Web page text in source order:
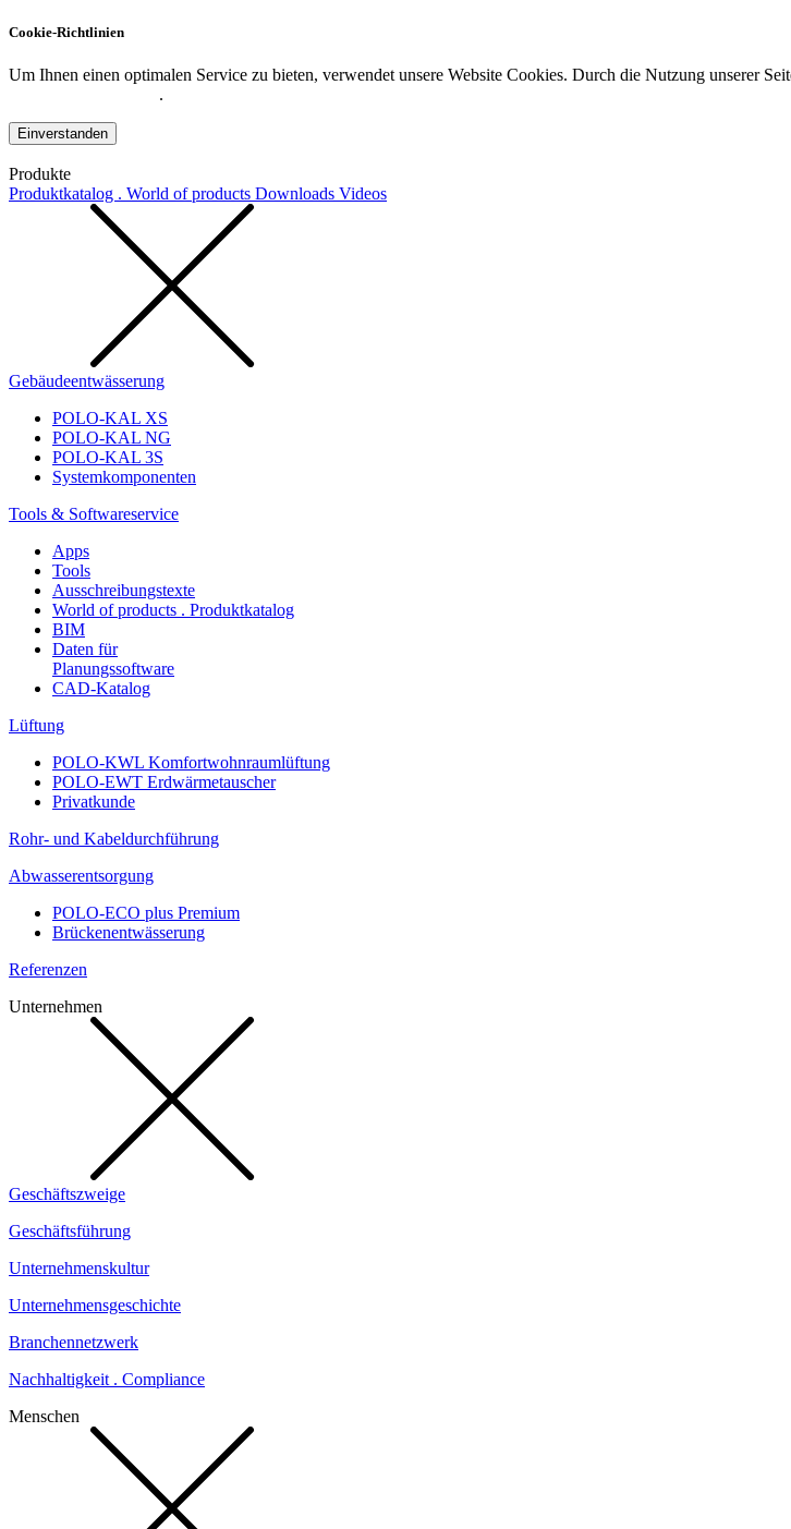
Cookie-Richtlinien
Um Ihnen einen optimalen Service zu bieten, verwendet unsere Website Cookies. Durch die Nutzung unserer
.
Einverstanden
Produkte
Produktkatalog . World of products Downloads Videos
Gebäudeentwässerung
POLO-KAL XS
POLO-KAL NG
POLO-KAL 3S
Systemkomponenten
Tools & Softwareservice
Apps
Tools
Ausschreibungstexte
World of products . Produktkatalog
BIM
Daten für
Planungssoftware
CAD-Katalog
Lüftung
POLO-KWL Komfortwohnraumlüftung
POLO-EWT Erdwärmetauscher
Privatkunde
Rohr- und Kabeldurchführung
Abwasserentsorgung
POLO-ECO plus Premium
Brückenentwässerung
Referenzen
Unternehmen
Geschäftszweige
Geschäftsführung
Unternehmenskultur
Unternehmensgeschichte
Branchennetzwerk
Nachhaltigkeit . Compliance
Menschen